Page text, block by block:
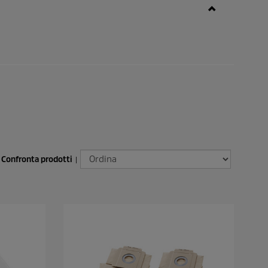
Confronta prodotti |